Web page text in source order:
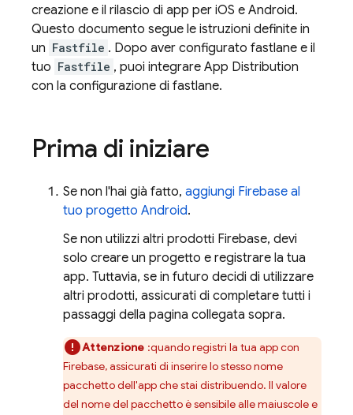
creazione e il rilascio di app per iOS e Android.
Questo documento segue le istruzioni definite in
un Fastfile . Dopo aver configurato fastlane e il
tuo Fastfile , puoi integrare App Distribution
con la configurazione di fastlane.
Prima di iniziare
Se non l'hai già fatto, aggiungi Firebase al
tuo progetto Android.
Se non utilizzi altri prodotti Firebase, devi
solo creare un progetto e registrare la tua
app. Tuttavia, se in futuro decidi di utilizzare
altri prodotti, assicurati di completare tutti i
passaggi della pagina collegata sopra.
Attenzione :quando registri la tua app con
Firebase, assicurati di inserire lo stesso nome
pacchetto dell'app che stai distribuendo. Il valore
del nome del pacchetto è sensibile alle maiuscole e